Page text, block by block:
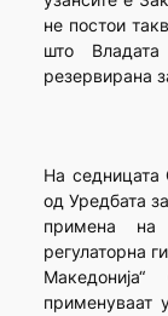
не постои
што
резервирана
На седницата
од Уредбата
примена на
регулаторна
применуваат